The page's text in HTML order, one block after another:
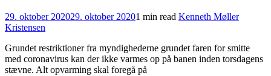
29. oktober 202029. oktober 20201 min read Kenneth Møller
Kristensen
Grundet restriktioner fra myndighederne grundet faren for smitte
med coronavirus kan der ikke varmes op på banen inden torsdagens
stævne. Alt opvarming skal foregå på